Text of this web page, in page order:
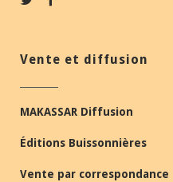
Vente et diffusion
MAKASSAR Diffusion
Éditions Buissonnières
Vente par correspondance